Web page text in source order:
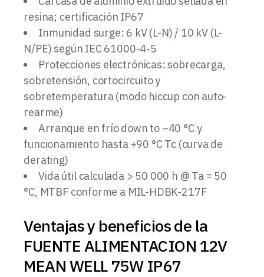
resina; certificación IP67
Inmunidad surge: 6 kV (L-N) / 10 kV (L-
N/PE) según IEC 61000-4-5
Protecciones electrónicas: sobrecarga,
sobretensión, cortocircuito y
sobretemperatura (modo hiccup con auto-
rearme)
Arranque en frío down to –40 °C y
funcionamiento hasta +90 °C Tc (curva de
derating)
Vida útil calculada > 50 000 h @ Ta = 50
°C, MTBF conforme a MIL-HDBK-217F
Ventajas y beneficios de la
FUENTE ALIMENTACION 12V
MEAN WELL 75W IP67